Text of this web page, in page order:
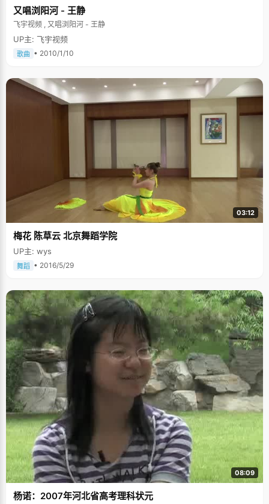
又唱浏阳河 - 王静
飞宇视频 , 又唱浏阳河 - 王静
UP主: 飞宇视频
歌曲 • 2010/1/10
03:12
梅花 陈草云 北京舞蹈学院
UP主: wys
舞蹈 • 2016/5/29
08:09
杨诺：2007年河北省高考理科状元